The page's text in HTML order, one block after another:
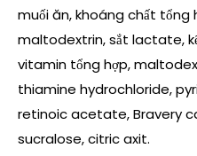
muối ăn, khoáng chất
maltodextrin, sắt lactate,
vitamin tổng hợp,
thiamine hydrochloride,
retinoic acetate, Bravery
sucralose, citric axit.